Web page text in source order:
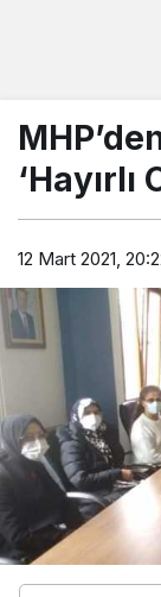
12 Mart 2021,